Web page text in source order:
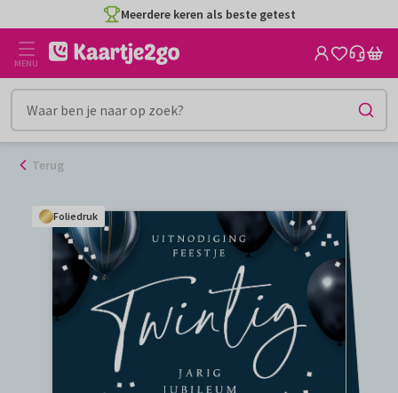
naar
inhoud
Meerdere keren als beste getest
MENU
Terug
Foliedruk
Foliedruk
Foliedruk
Foliedruk